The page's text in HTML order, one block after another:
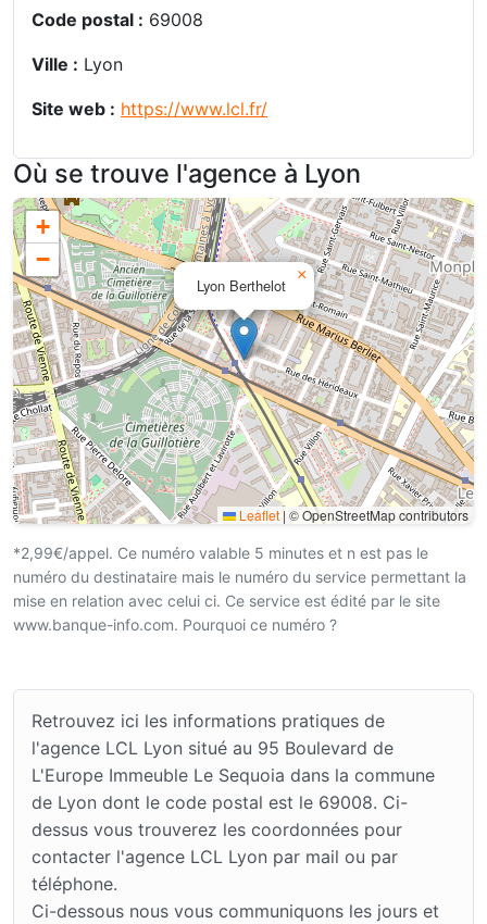
Code postal : 69008
Ville : Lyon
Site web : https://www.lcl.fr/
Où se trouve l'agence à Lyon
Lyon Berthelot
×
+
−
Leaflet | © OpenStreetMap contributors
*2,99€/appel. Ce numéro valable 5 minutes et n est pas le
numéro du destinataire mais le numéro du service permettant la
mise en relation avec celui ci. Ce service est édité par le site
www.banque-info.com. Pourquoi ce numéro ?
Retrouvez ici les informations pratiques de
l'agence LCL Lyon situé au 95 Boulevard de
L'Europe Immeuble Le Sequoia dans la commune
de Lyon dont le code postal est le 69008. Ci-
dessus vous trouverez les coordonnées pour
contacter l'agence LCL Lyon par mail ou par
téléphone.
Ci-dessous nous vous communiquons les jours et